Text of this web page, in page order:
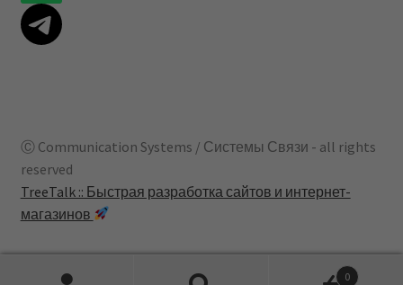
Ⓒ Communication Systems / Системы Связи - all rights
reserved
TreeTalk :: Быстрая разработка сайтов и интернет-
магазинов
0